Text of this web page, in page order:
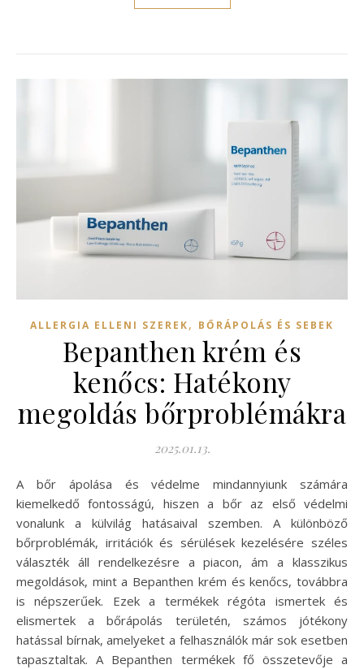
ALLERGIA ELLENI SZEREK, BŐRÁPOLÁS ÉS SEBEK
Bepanthen krém és
kenőcs: Hatékony
megoldás bőrproblémákra
2025.01.13.
A bőr ápolása és védelme mindannyiunk számára
kiemelkedő fontosságú, hiszen a bőr az első védelmi
vonalunk a külvilág hatásaival szemben. A különböző
bőrproblémák, irritációk és sérülések kezelésére széles
választék áll rendelkezésre a piacon, ám a klasszikus
megoldások, mint a Bepanthen krém és kenőcs, továbbra
is népszerűek. Ezek a termékek régóta ismertek és
elismertek a bőrápolás területén, számos jótékony
hatással bírnak, amelyeket a felhasználók már sok esetben
tapasztaltak. A Bepanthen termékek fő összetevője a